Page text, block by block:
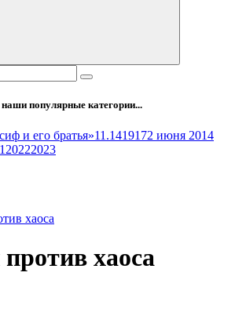
популярные категории...
и его братья»11.1419172 июня 2014
20222023
хаоса
хаоса